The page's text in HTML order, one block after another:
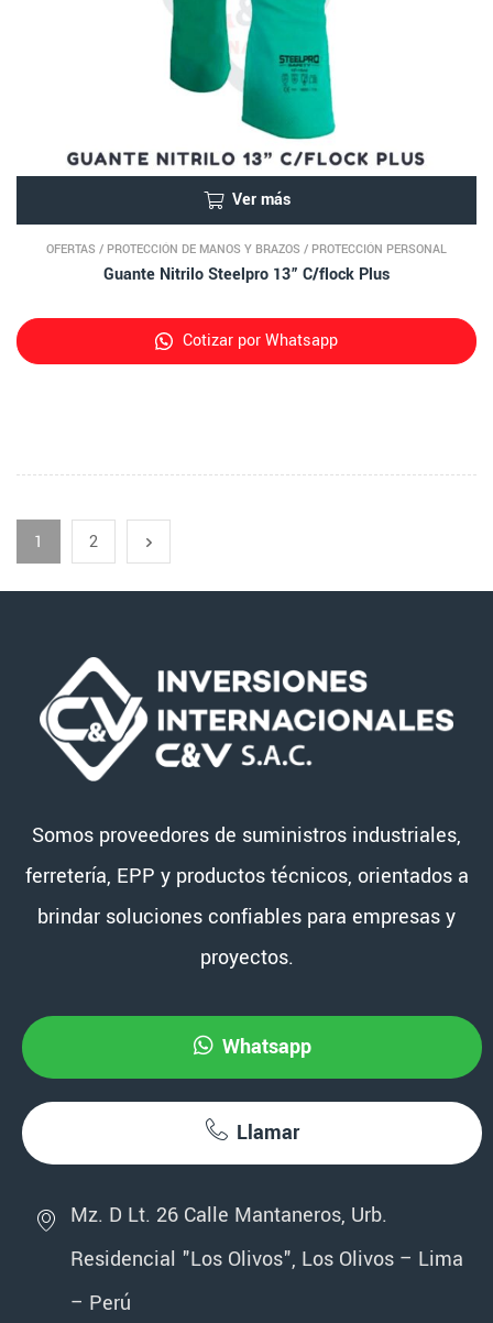
Ver más
OFERTAS / PROTECCIÓN DE MANOS Y BRAZOS / PROTECCIÓN PERSONAL
Guante Nitrilo Steelpro 13” C/flock Plus
Cotizar por Whatsapp
1 2
Somos proveedores de suministros industriales,
ferretería, EPP y productos técnicos, orientados a
brindar soluciones confiables para empresas y
proyectos.
Whatsapp
Llamar
Mz. D Lt. 26 Calle Mantaneros, Urb.
Residencial "Los Olivos", Los Olivos – Lima
– Perú